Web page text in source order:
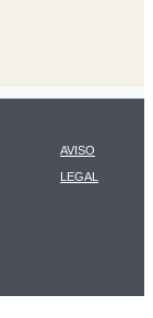
AVISO
LEGAL